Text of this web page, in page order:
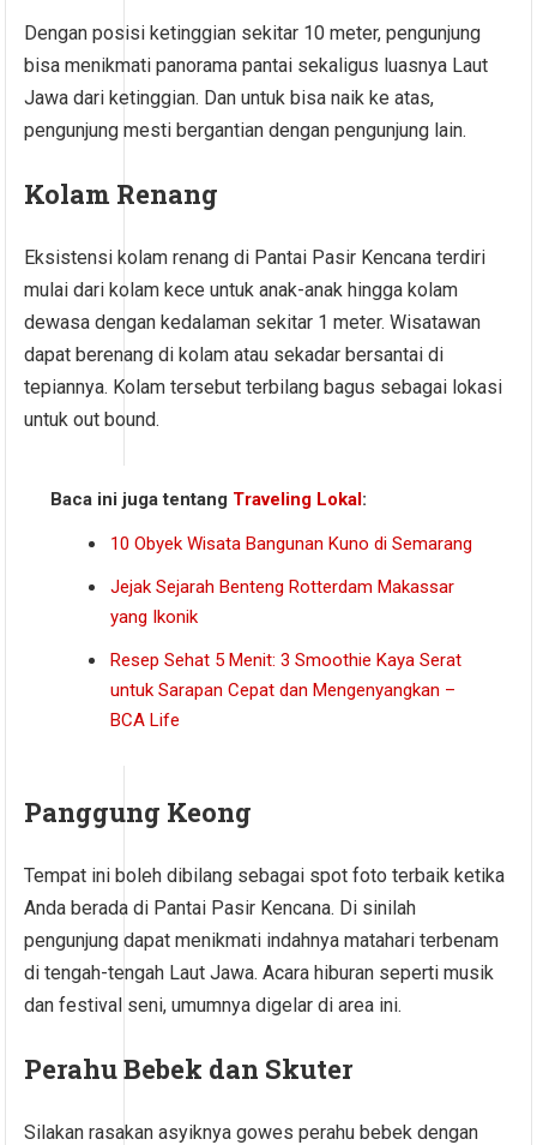
Dengan posisi ketinggian sekitar 10 meter, pengunjung
bisa menikmati panorama pantai sekaligus luasnya Laut
Jawa dari ketinggian. Dan untuk bisa naik ke atas,
pengunjung mesti bergantian dengan pengunjung lain.
Kolam Renang
Eksistensi kolam renang di Pantai Pasir Kencana terdiri
mulai dari kolam kece untuk anak-anak hingga kolam
dewasa dengan kedalaman sekitar 1 meter. Wisatawan
dapat berenang di kolam atau sekadar bersantai di
tepiannya. Kolam tersebut terbilang bagus sebagai lokasi
untuk out bound.
Baca ini juga tentang Traveling Lokal:
10 Obyek Wisata Bangunan Kuno di Semarang
Jejak Sejarah Benteng Rotterdam Makassar
yang Ikonik
Resep Sehat 5 Menit: 3 Smoothie Kaya Serat
untuk Sarapan Cepat dan Mengenyangkan –
BCA Life
Panggung Keong
Tempat ini boleh dibilang sebagai spot foto terbaik ketika
Anda berada di Pantai Pasir Kencana. Di sinilah
pengunjung dapat menikmati indahnya matahari terbenam
di tengah-tengah Laut Jawa. Acara hiburan seperti musik
dan festival seni, umumnya digelar di area ini.
Perahu Bebek dan Skuter
Silakan rasakan asyiknya gowes perahu bebek dengan